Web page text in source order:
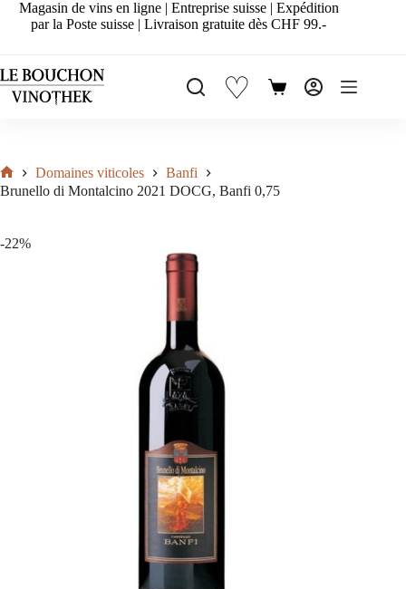
PasserMagasin de vins en ligne | Entreprise suisse | Expédition
par la Poste suisse | Livraison gratuite dès CHF 99.-
♡
Panier
Accueil
Domaines viticoles
Banfi
Brunello di Montalcino 2021 DOCG, Banfi 0,75
-22%